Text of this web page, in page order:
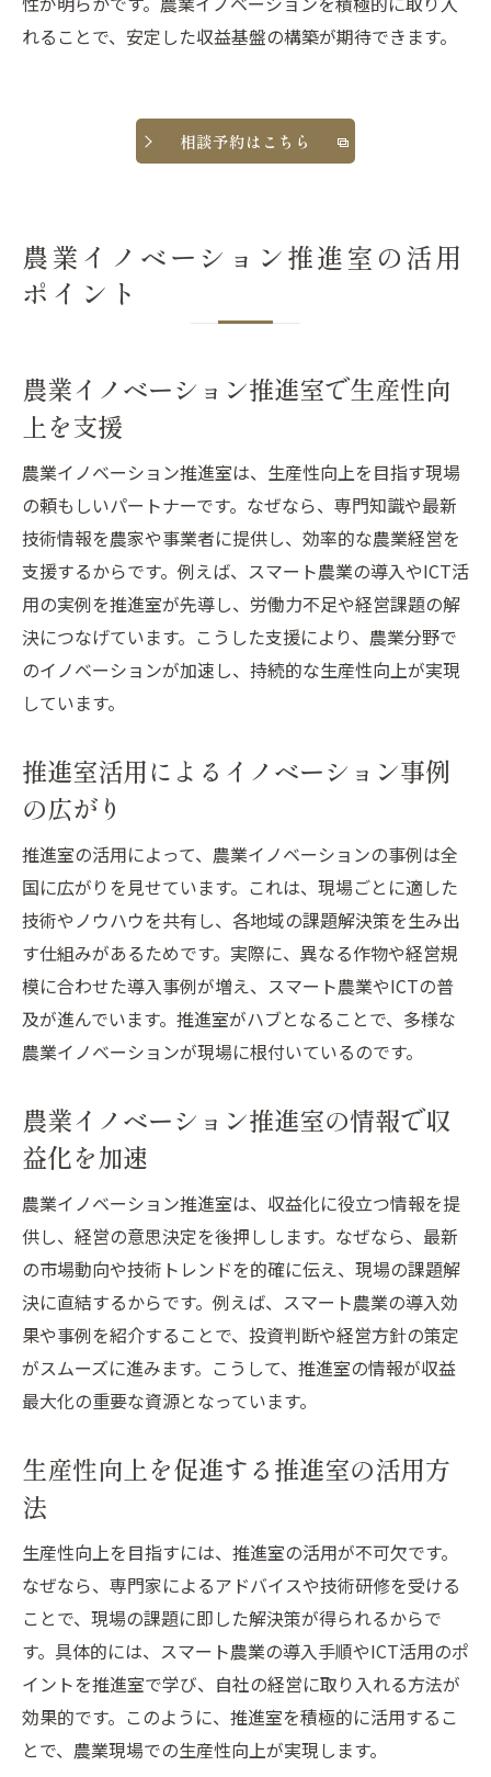
れることで、安定した収益基盤の構築が期待できます。
相談予約はこちら
農業イノベーション推進室の活用
ポイント
農業イノベーション推進室で生産性向
上を支援
農業イノベーション推進室は、生産性向上を目指す現場
の頼もしいパートナーです。なぜなら、専門知識や最新
技術情報を農家や事業者に提供し、効率的な農業経営を
支援するからです。例えば、スマート農業の導入やICT活
用の実例を推進室が先導し、労働力不足や経営課題の解
決につなげています。こうした支援により、農業分野で
のイノベーションが加速し、持続的な生産性向上が実現
しています。
推進室活用によるイノベーション事例
の広がり
推進室の活用によって、農業イノベーションの事例は全
国に広がりを見せています。これは、現場ごとに適した
技術やノウハウを共有し、各地域の課題解決策を生み出
す仕組みがあるためです。実際に、異なる作物や経営規
模に合わせた導入事例が増え、スマート農業やICTの普
及が進んでいます。推進室がハブとなることで、多様な
農業イノベーションが現場に根付いているのです。
農業イノベーション推進室の情報で収
益化を加速
農業イノベーション推進室は、収益化に役立つ情報を提
供し、経営の意思決定を後押しします。なぜなら、最新
の市場動向や技術トレンドを的確に伝え、現場の課題解
決に直結するからです。例えば、スマート農業の導入効
果や事例を紹介することで、投資判断や経営方針の策定
がスムーズに進みます。こうして、推進室の情報が収益
最大化の重要な資源となっています。
生産性向上を促進する推進室の活用方
法
生産性向上を目指すには、推進室の活用が不可欠です。
なぜなら、専門家によるアドバイスや技術研修を受ける
ことで、現場の課題に即した解決策が得られるからで
す。具体的には、スマート農業の導入手順やICT活用のポ
イントを推進室で学び、自社の経営に取り入れる方法が
効果的です。このように、推進室を積極的に活用するこ
とで、農業現場での生産性向上が実現します。